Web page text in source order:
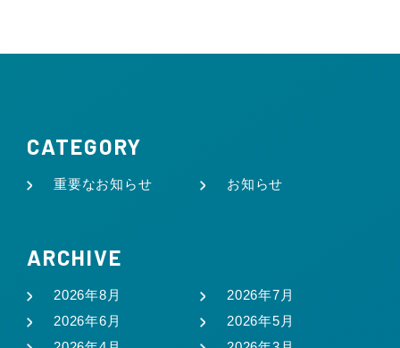
CATEGORY
重要なお知らせ お知らせ
ARCHIVE
2026年8月
2026年7月
2026年6月
2026年5月